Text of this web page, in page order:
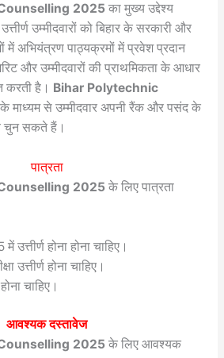
2025 का मुख्य उद्देश्य
उम्मीदवारों को बिहार के सरकारी और
में अभियंत्रण पाठ्यक्रमों में प्रवेश प्रदान
और उम्मीदवारों की प्राथमिकता के आधार
करती है। Bihar Polytechnic
के माध्यम से उम्मीदवार अपनी रैंक और पसंद के
चुन सकते हैं।
पात्रता
2025 के लिए पात्रता
होना होना चाहिए।
उत्तीर्ण होना चाहिए।
चाहिए।
आवश्यक दस्तावेज
2025 के लिए आवश्यक